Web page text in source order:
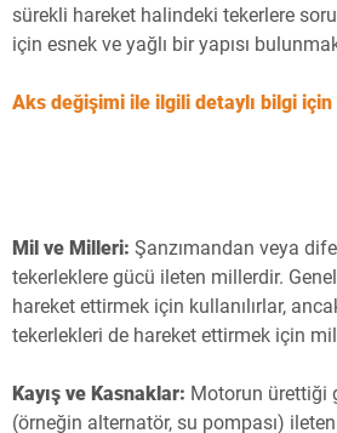
sürekli hareket halindeki tekerlere
için esnek ve yağlı bir yapısı
Aks değişimi ile ilgili detaylı bilgi için
Mil ve Milleri: Şanzımandan veya
tekerleklere gücü ileten millerdir.
hareket ettirmek için kullanılırlar,
tekerlekleri de hareket ettirmek için mil
Kayış ve Kasnaklar: Motorun ürettiği
(örneğin alternatör, su pompası)